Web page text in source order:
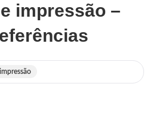
impressão –